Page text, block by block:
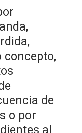
de
o por
al